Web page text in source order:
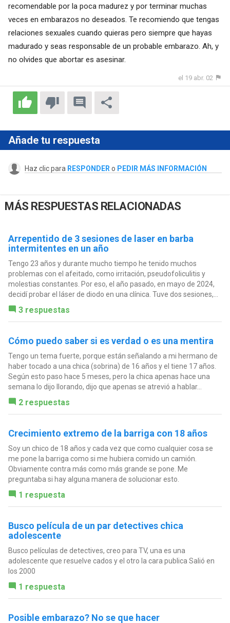
recomendable por la poca madurez y por terminar muchas
veces en embarazos no deseados. Te recomiendo que tengas
relaciones sexuales cuando quieras pero siempre que hayas
madurado y seas responsable de un probable embarazo. Ah, y
no olvides que abortar es asesinar.
el 19 abr. 02
Añade tu respuesta
Haz clic para RESPONDER o PEDIR MÁS INFORMACIÓN
MÁS RESPUESTAS RELACIONADAS
Arrepentido de 3 sesiones de laser en barba
intermitentes en un año
Tengo 23 años y durante mucho tiempo he tenido muchos
problemas con el afeitado, como irritación, pseudofoliculitis y
molestias constantes. Por eso, el año pasado, en mayo de 2024,
decidí probar el láser de diodo en una clínica. Tuve dos sesiones,...
3 respuestas
Cómo puedo saber si es verdad o es una mentira
Tengo un tema fuerte, porque están señalando a mi hermano de
haber tocado a una chica (sobrina) de 16 años y el tiene 17 años.
Según esto paso hace 5 meses, pero la chica apenas hace una
semana lo dijo llorando, dijo que apenas se atrevió a hablar...
2 respuestas
Crecimiento extremo de la barriga con 18 años
Soy un chico de 18 años y cada vez que como cualquier cosa se
me pone la barriga como si me hubiera comido un camión.
Obviamente contra más como más grande se pone. Me
preguntaba si hay alguna manera de solucionar esto.
1 respuesta
Busco película de un par detectives chica
adolescente
Busco películas de detectives, creo para TV, una es una
adolescente que resuelve cados y el otro la cara publica Salió en
los 2000
1 respuesta
Posible embarazo? No se que hacer